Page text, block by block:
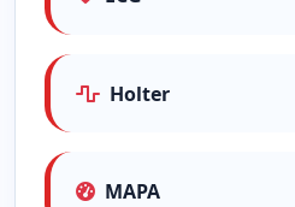
Holter
MAPA